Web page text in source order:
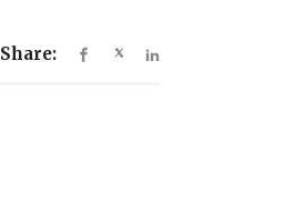
Share: